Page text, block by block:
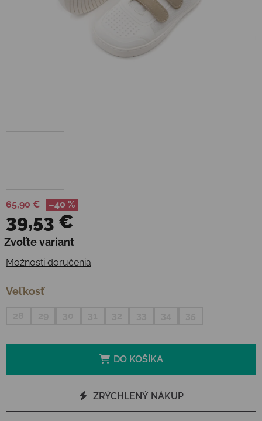
65,90 € –40 %
39,53 €
Jednotková cena:
Zvoľte variant
Možnosti doručenia
Veľkosť
DO KOŠÍKA
ZRÝCHLENÝ NÁKUP